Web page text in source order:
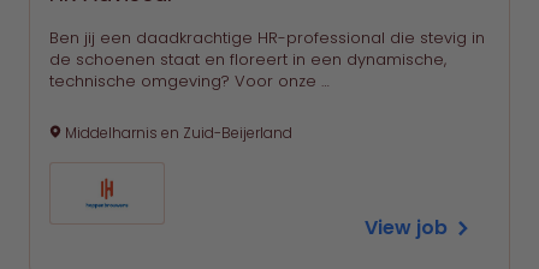
Ben jij een daadkrachtige HR-professional die stevig in
de schoenen staat en floreert in een dynamische,
technische omgeving? Voor onze …
Middelharnis en Zuid-Beijerland
View job